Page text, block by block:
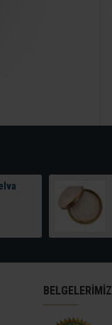
BELGELERİMİZ